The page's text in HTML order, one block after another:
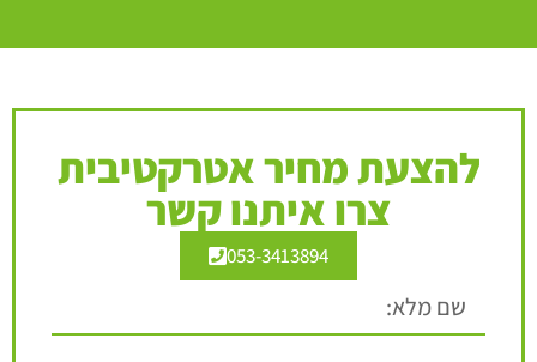
להצעת מחיר אטרקטיבית
צרו איתנו קשר
053-3413894